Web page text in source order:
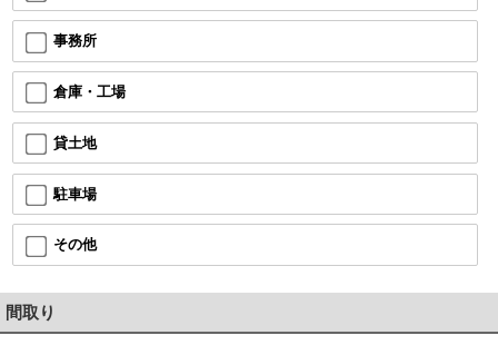
事務所
倉庫・工場
貸土地
駐車場
その他
間取り